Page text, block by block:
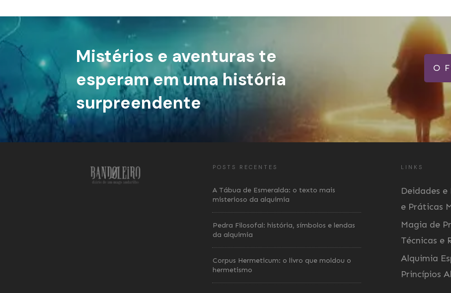
Mistérios e aventuras te
esperam em uma história
surpreendente
O
POSTS RECENTES
A Tábua de Esmeralda: o texto mais
misterioso da alquimia
Pedra Filosofal: história, símbolos e lendas
da alquimia
Corpus Hermeticum: o livro que moldou o
hermetismo
LINKS
Deidades
e Práticas
Magia de
Técnicas e
Alquimia
Princípios